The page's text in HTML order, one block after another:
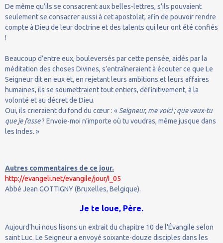
De même qu’ils se consacrent aux belles-lettres, s’ils pouvaient
seulement se consacrer aussi à cet apostolat, afin de pouvoir rendre
compte à Dieu de leur doctrine et des talents qui leur ont été confiés
!
Beaucoup d’entre eux, bouleversés par cette pensée, aidés par la
méditation des choses Divines, s’entraîneraient à écouter ce que Le
Seigneur dit en eux et, en rejetant leurs ambitions et leurs affaires
humaines, ils se soumettraient tout entiers, définitivement, à la
volonté et au décret de Dieu.
Oui, ils crieraient du fond du cœur : « Seigneur, me voici ; que veux-tu
que je fasse? Envoie-moi n’importe où tu voudras, même jusque dans
les Indes. »
Autres commentaires de ce jour.
http://evangeli.net/evangile/jour/I_05
Abbé Jean GOTTIGNY (Bruxelles, Belgique).
Je te loue, Père.
Aujourd'hui nous lisons un extrait du chapitre 10 de l'Évangile selon
saint Luc. Le Seigneur a envoyé soixante-douze disciples dans les